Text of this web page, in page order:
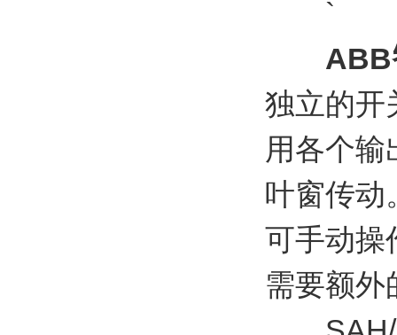
`
ABB
独立的开
用各个
叶窗传动
可手动操
需要额外